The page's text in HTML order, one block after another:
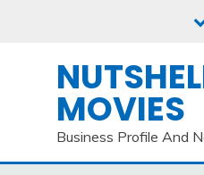
MOVIES
Business Profile And